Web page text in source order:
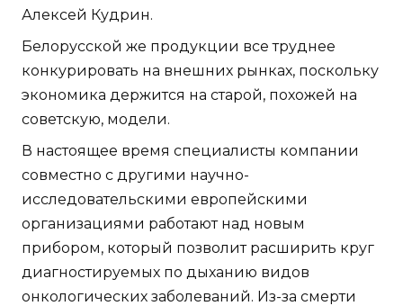
Алексей Кудрин.
Белорусской же продукции все труднее
конкурировать на внешних рынках, поскольку
экономика держится на старой, похожей на
советскую, модели.
В настоящее время специалисты компании
совместно с другими научно-
исследовательскими европейскими
организациями работают над новым
прибором, который позволит расширить круг
диагностируемых по дыханию видов
онкологических заболеваний. Из-за смерти